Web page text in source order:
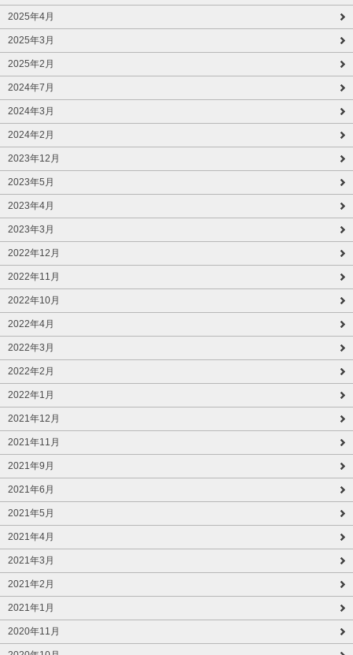
2025年4月
2025年3月
2025年2月
2024年7月
2024年3月
2024年2月
2023年12月
2023年5月
2023年4月
2023年3月
2022年12月
2022年11月
2022年10月
2022年4月
2022年3月
2022年2月
2022年1月
2021年12月
2021年11月
2021年9月
2021年6月
2021年5月
2021年4月
2021年3月
2021年2月
2021年1月
2020年11月